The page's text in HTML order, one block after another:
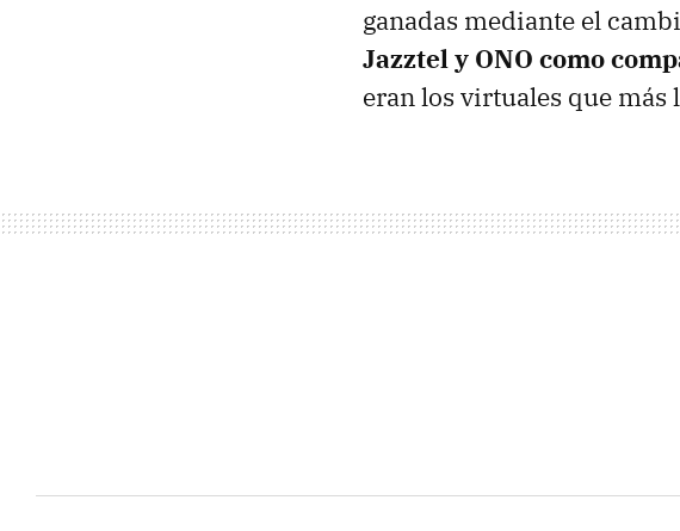
ganadas mediante el
Jazztel y ONO como
eran los virtuales que más